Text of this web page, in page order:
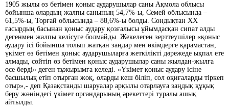
1905 жылы өз бетімен қоныс аударушылар саны Ақмола облысы
бойынша олардың жалпы санының 54,7%-ы, Семей облысында –
61,5%-ы, Торғай облысында – 88,6%-ы болды. Сондықтан ХХ
ғасырдың басынан қоныс аудару қозғалысы ұйымдасқан сипат алды
дегенмен жалпы келісуге болмайды. Жекелеген зерттеушілер «қоныс
аудару ісі бойынша толып жатқан заңдар мен өкімдерге қарамастан,
үкімет өз бетімен қоныс аударушыларға жеткілікті дәрежеде ықпал ете
алмады, сөйтіп өз бетімен қоныс аударушылар саны жылдан-жылға
өсе берді» деген тұжырымға келеді. «Үкімет қоныс аудару ісіне
басшылық етіп отырған жоқ, оларды кеш біліп, сол оқиғаларды тіркеп
отыр»,- деп Қазақстанды шаруалар арқылы отарлауға заңдық құқық
беру жөніндегі үкімет органдарының әрекеттері туралы ашық
айтылды.